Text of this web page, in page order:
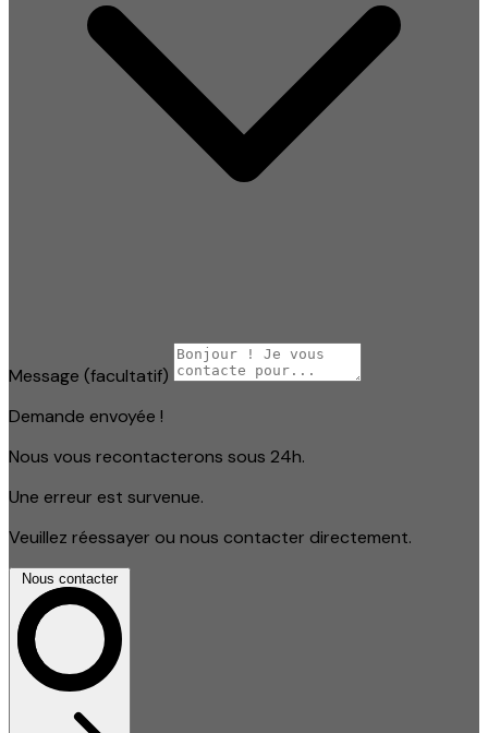
Message (facultatif)
Demande envoyée !
Nous vous recontacterons sous 24h.
Une erreur est survenue.
Veuillez réessayer ou nous contacter directement.
Nous contacter